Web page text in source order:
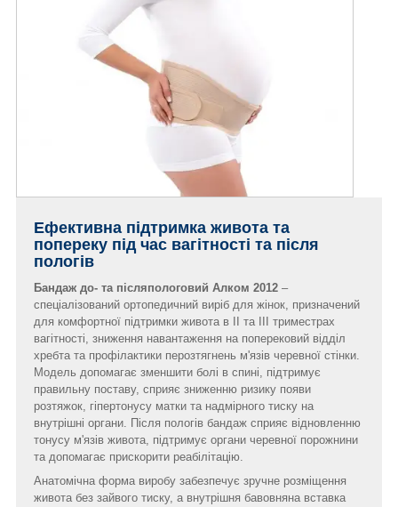
Ефективна підтримка живота та
попереку під час вагітності та після
пологів
Бандаж до- та післяпологовий Алком 2012 –
спеціалізований ортопедичний виріб для жінок, призначений
для комфортної підтримки живота в II та III триместрах
вагітності, зниження навантаження на поперековий відділ
хребта та профілактики перозтягнень м'язів черевної стінки.
Модель допомагає зменшити болі в спині, підтримує
правильну поставу, сприяє зниженню ризику появи
розтяжок, гіпертонусу матки та надмірного тиску на
внутрішні органи. Після пологів бандаж сприяє відновленню
тонусу м'язів живота, підтримує органи черевної порожнини
та допомагає прискорити реабілітацію.
Анатомічна форма виробу забезпечує зручне розміщення
живота без зайвого тиску, а внутрішня бавовняна вставка